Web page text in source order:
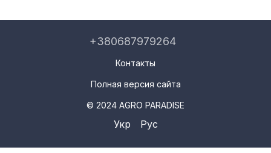
+380687979264
Контакты
Полная версия сайта
© 2024 AGRO PARADISE
Укр Рус